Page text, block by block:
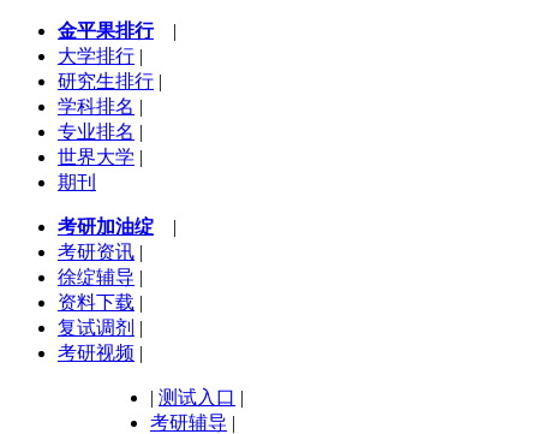
金平果排行|
大学排行 |
研究生排行 |
学科排名 |
专业排名 |
世界大学 |
期刊
考研加油绽 |
考研资讯 |
徐绽辅导 |
资料下载 |
复试调剂 |
考研视频 |
| 测试入口 |
考研辅导 |